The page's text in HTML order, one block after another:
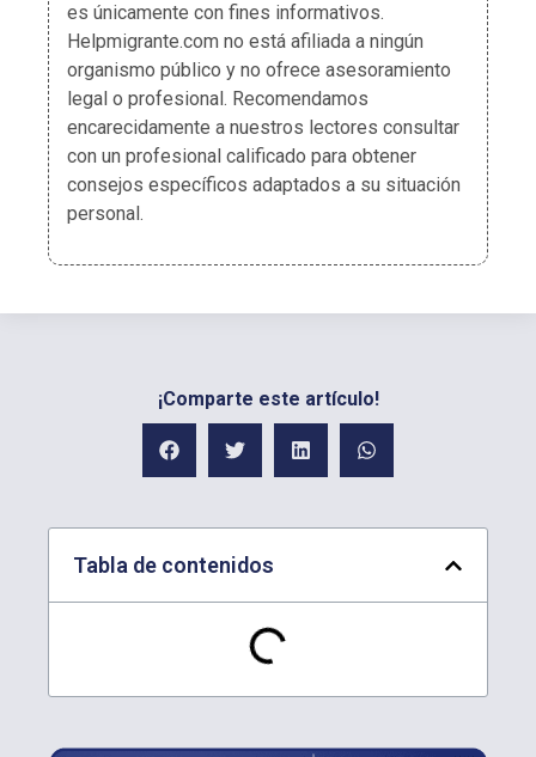
es únicamente con fines informativos.
Helpmigrante.com no está afiliada a ningún
organismo público y no ofrece asesoramiento
legal o profesional. Recomendamos
encarecidamente a nuestros lectores consultar
con un profesional calificado para obtener
consejos específicos adaptados a su situación
personal.
¡Comparte este artículo!
Tabla de contenidos